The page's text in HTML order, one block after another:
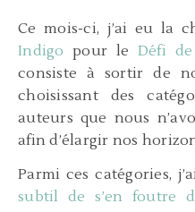
Ce mois-ci, j’ai eu la
Indigo pour le Défi
consiste à sortir de
choisissant des
auteurs que nous
afin d’élargir nos
Parmi ces catégories,
subtil de s’en foutre